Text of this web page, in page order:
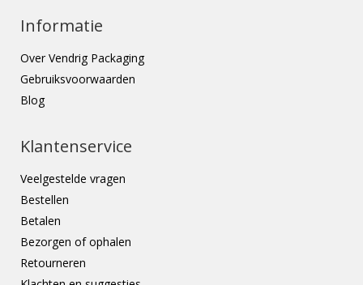
Informatie
Over Vendrig Packaging
Gebruiksvoorwaarden
Blog
Klantenservice
Veelgestelde vragen
Bestellen
Betalen
Bezorgen of ophalen
Retourneren